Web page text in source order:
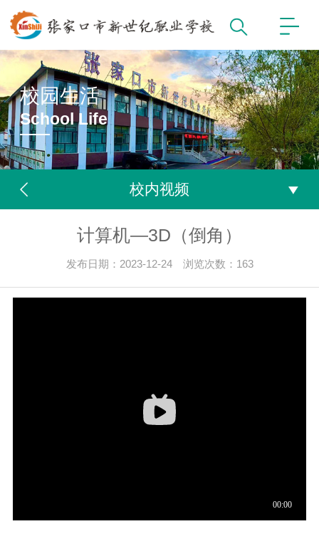
校园生活
School Life
校内视频
计算机—3D（倒角）
发布日期：2023-12-24 浏览次数： 163